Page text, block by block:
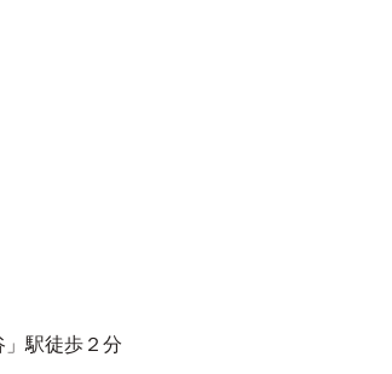
」駅徒歩２分